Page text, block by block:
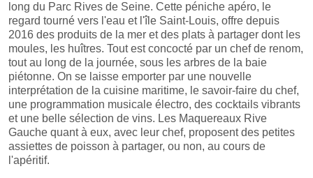
long du Parc Rives de Seine. Cette péniche apéro, le
regard tourné vers l'eau et l'île Saint-Louis, offre depuis
2016 des produits de la mer et des plats à partager dont les
moules, les huîtres. Tout est concocté par un chef de renom,
tout au long de la journée, sous les arbres de la baie
piétonne. On se laisse emporter par une nouvelle
interprétation de la cuisine maritime, le savoir-faire du chef,
une programmation musicale électro, des cocktails vibrants
et une belle sélection de vins. Les Maquereaux Rive
Gauche quant à eux, avec leur chef, proposent des petites
assiettes de poisson à partager, ou non, au cours de
l'apéritif.